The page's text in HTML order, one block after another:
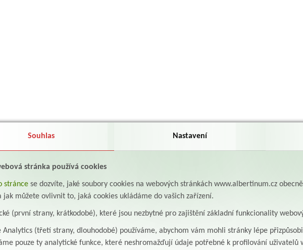
Souhlas Nastavení
stránka používá cookies
stránce se dozvíte, jaké soubory cookies na webových stránkách www.albertinum.cz
jak můžete ovlivnit to, jaká cookies ukládáme do vašich zařízení.
(první strany, krátkodobé), které jsou nezbytné pro zajištění základní funkcionality
Analytics (třetí strany, dlouhodobé) používáme, abychom vám mohli stránky lépe
pouze ty analytické funkce, které neshromažďují údaje potřebné k profilování uživatelů